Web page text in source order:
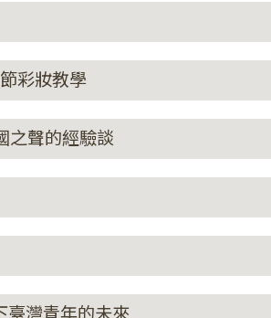
彩妝教學
之聲的經驗談